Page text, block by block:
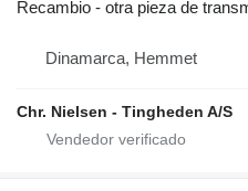
Recambio - otra pieza de
Dinamarca, Hemmet
Chr. Nielsen - Tingheden A/S